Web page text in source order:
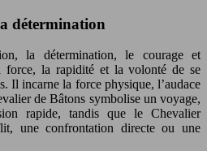
détermination
la détermination, le courage et
force, la rapidité et la volonté de se
Il incarne la force physique, l’audace
de Bâtons symbolise un voyage,
rapide, tandis que le Chevalier
une confrontation directe ou une